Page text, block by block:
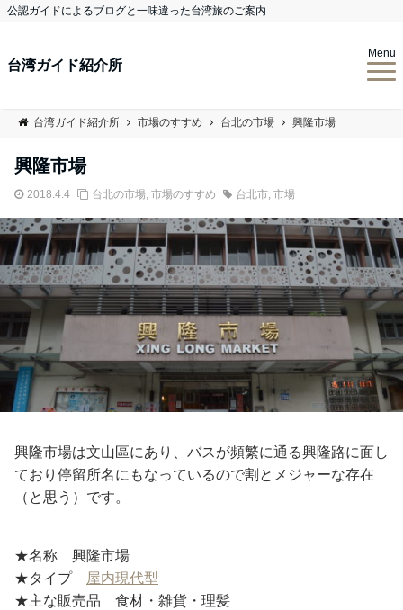
公認ガイドによるブログと一味違った台湾旅のご案内
台湾ガイド紹介所
Menu
台湾ガイド紹介所 市場のすすめ 台北の市場 興隆市場
興隆市場
2018.4.4 台北の市場, 市場のすすめ 台北市, 市場
興隆市場は文山區にあり、バスが頻繁に通る興隆路に面し
ており停留所名にもなっているので割とメジャーな存在
（と思う）です。
★名称 興隆市場
★タイプ
屋内現代型
★主な販売品 食材・雑貨・理髪